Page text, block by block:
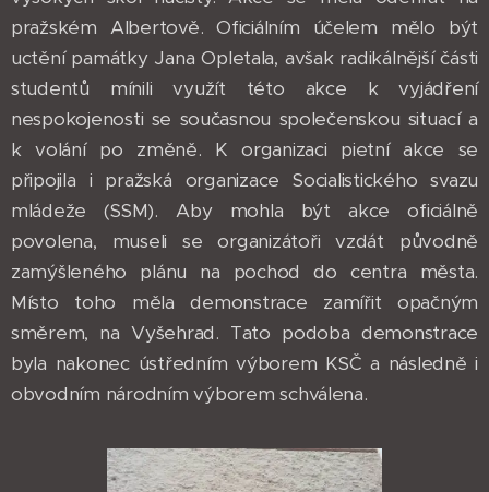
pražském Albertově. Oficiálním účelem mělo být
uctění památky Jana Opletala, avšak radikálnější části
studentů mínili využít této akce k vyjádření
nespokojenosti se současnou společenskou situací a
k volání po změně. K organizaci pietní akce se
připojila i pražská organizace Socialistického svazu
mládeže (SSM). Aby mohla být akce oficiálně
povolena, museli se organizátoři vzdát původně
zamýšleného plánu na pochod do centra města.
Místo toho měla demonstrace zamířit opačným
směrem, na Vyšehrad. Tato podoba demonstrace
byla nakonec ústředním výborem KSČ a následně i
obvodním národním výborem schválena.